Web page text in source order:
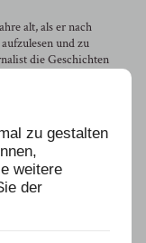
zu gestalten
weitere
der
alt, als er nach
und zu
die Geschichten
die Grenzen seiner
es ist« - das
ist für immer
vergangener
Was ist
am Ende die
und Fiktion leiten
kaum etwas, wo der